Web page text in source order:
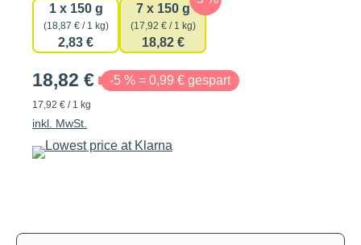
1 x 150 g
(18,87 € / 1 kg)
2,83 €
7 x 150 g
(17,92 € / 1 kg)
18,82 €
18,82 € -5 % = 0,99 € gespart
17,92 € / 1 kg
inkl. MwSt.